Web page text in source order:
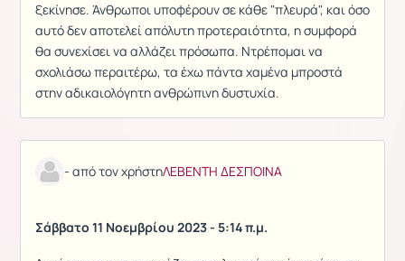
ξεκίνησε. Άνθρωποι υποφέρουν σε κάθε "πλευρά", και όσο
αυτό δεν αποτελεί απόλυτη προτεραιότητα, η συμφορά
θα συνεχίσει να αλλάζει πρόσωπα. Ντρέπομαι να
σχολιάσω περαιτέρω, τα έχω πάντα χαμένα μπροστά
στην αδικαιολόγητη ανθρώπινη δυστυχία.
- από τον χρήστηΛΕΒΕΝΤΗ ΔΕΣΠΟΙΝΑ
Σάββατο 11 Νοεμβρίου 2023 - 5:14 π.μ.